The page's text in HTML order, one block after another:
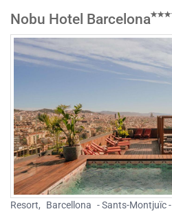
Nobu Hotel Barcelona
Resort, Barcellona - Sants-Montjuïc -